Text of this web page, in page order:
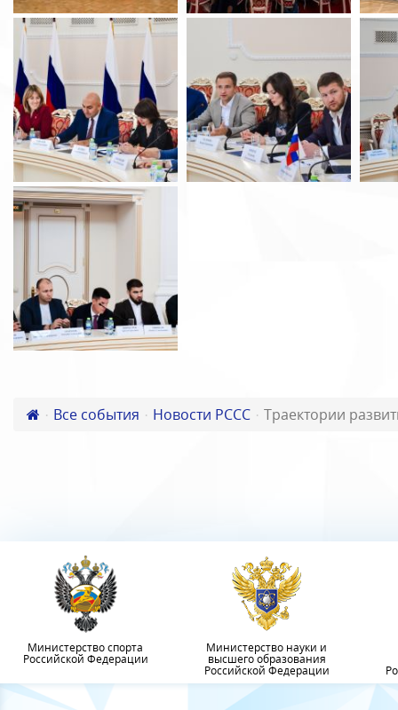
Все события Новости РССС Траектории
Министерство спорта
Российской Федерации
Министерство науки и
высшего образования
Российской Федерации